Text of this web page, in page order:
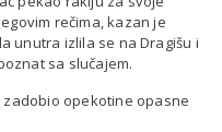
rečima, kazan je
unutra izlila se na Dragišu i
sa slučajem.
opekotine opasne